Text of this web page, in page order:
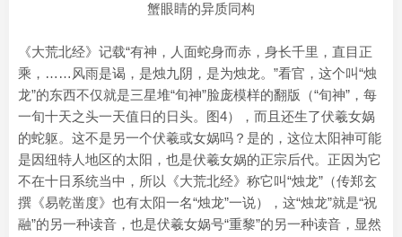
蟹眼睛的异质同构
《大荒北经》记载“有神，人面蛇身而赤，身长千里，直目正
乘，……风雨是谒，是烛九阴，是为烛龙。”看官，这个叫“烛
龙”的东西不仅就是三星堆“旬神”脸庞模样的翻版（“旬神”，每
一旬十天之头一天值日的日头。图4），而且还生了伏羲女娲
的蛇躯。这不是另一个伏羲或女娲吗？是的，这位太阳神可能
是因纽特人地区的太阳，也是伏羲女娲的正宗后代。正因为它
不在十日系统当中，所以《大荒北经》称它叫“烛龙”（传郑玄
撰《易乾凿度》也有太阳一名“烛龙”一说），这“烛龙”就是“祝
融”的另一种读音，也是伏羲女娲号“重黎”的另一种读音，显然